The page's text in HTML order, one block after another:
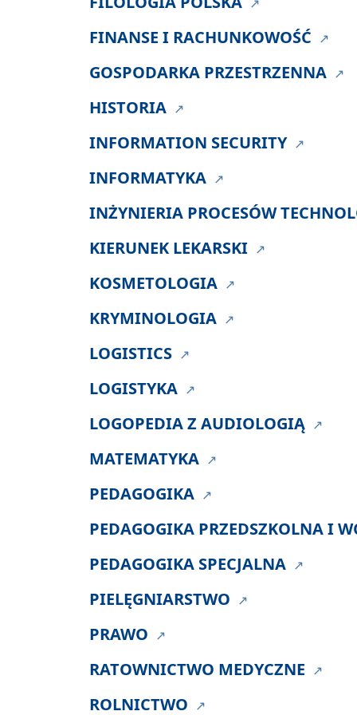
FINANSE I RACHUNKOWOŚĆ
GOSPODARKA PRZESTRZENNA
HISTORIA
INFORMATION SECURITY
INFORMATYKA
INŻYNIERIA PROCESÓW
KIERUNEK LEKARSKI
KOSMETOLOGIA
KRYMINOLOGIA
LOGISTICS
LOGISTYKA
LOGOPEDIA Z AUDIOLOGIĄ
MATEMATYKA
PEDAGOGIKA
PEDAGOGIKA PRZEDSZKOLNA I
PEDAGOGIKA SPECJALNA
PIELĘGNIARSTWO
PRAWO
RATOWNICTWO MEDYCZNE
ROLNICTWO